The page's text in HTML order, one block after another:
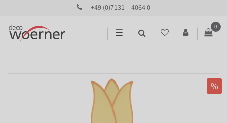
+49 (0)7131 – 4064 0
☰
0
%